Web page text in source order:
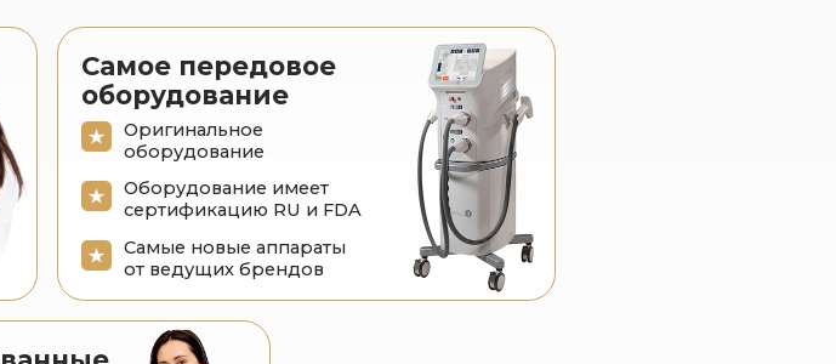
Самые новые аппараты
от ведущих брендов
Оборудование имеет
сертификацию RU и FDA
оборудование